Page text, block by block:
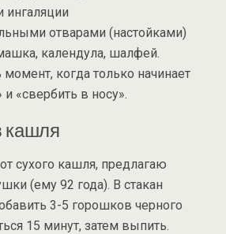
ингаляции
отварами (настойками)
календула, шалфей.
когда только начинает
и «свербить в носу».
кашля
сухого кашля, предлагаю
(ему 92 года). В стакан
3-5 горошков черного
15 минут, затем выпить.